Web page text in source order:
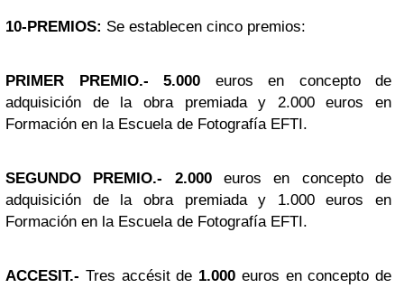
10-PREMIOS: Se establecen cinco premios:
PRIMER PREMIO.- 5.000 euros en concepto de
adquisición de la obra premiada y 2.000 euros en
Formación en la Escuela de Fotografía EFTI.
SEGUNDO PREMIO.- 2.000euros en concepto de
adquisición de la obra premiada y 1.000 euros en
Formación en la Escuela de Fotografía EFTI.
ACCESIT.- Tres accésit de 1.000 euros en concepto de